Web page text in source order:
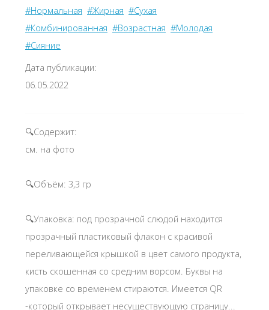
#Нормальная #Жирная #Сухая
#Комбинированная #Возрастная #Молодая
#Сияние
Дата публикации:
06.05.2022
🔍Содержит:
см. на фото
🔍Объём: 3,3 гр
🔍Упаковка: под прозрачной слюдой находится
прозрачный пластиковый флакон с красивой
переливающейся крышкой в цвет самого продукта,
кисть скошенная со средним ворсом. Буквы на
упаковке со временем стираются. Имеется QR
-который открывает несуществующую страницу...